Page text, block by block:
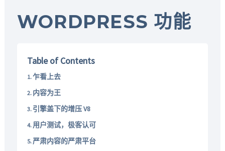
WORDPRESS 功能
Table of Contents
乍看上去
内容为王
引擎盖下的增压 V8
用户测试，极客认可
严肃内容的严肃平台